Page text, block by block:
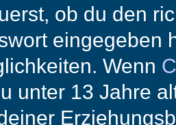
ob du den
eingegeben
Wenn
unter 13 Jahre